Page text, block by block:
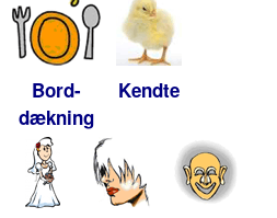
Bord-
dækning
Kendte